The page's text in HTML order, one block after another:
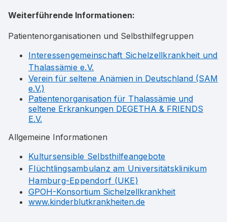
Weiterführende Informationen:
Patientenorganisationen und Selbsthilfegruppen
Interessengemeinschaft Sichelzellkrankheit und
Thalassämie e.V.
Verein für seltene Anämien in Deutschland (SAM
e.V.)
Patientenorganisation für Thalassämie und
seltene Erkrankungen DEGETHA & FRIENDS
E.V.
Allgemeine Informationen
Kultursensible Selbsthilfeangebote
Flüchtlingsambulanz am Universitätsklinikum
Hamburg-Eppendorf (UKE)
GPOH-Konsortium Sichelzellkrankheit
www.kinderblutkrankheiten.de​​​​​​​